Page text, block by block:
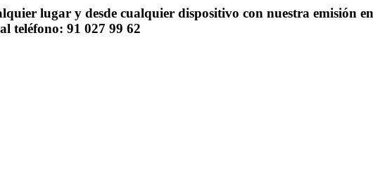
lugar y desde cualquier dispositivo con nuestra emisión
teléfono: 91 027 99 62